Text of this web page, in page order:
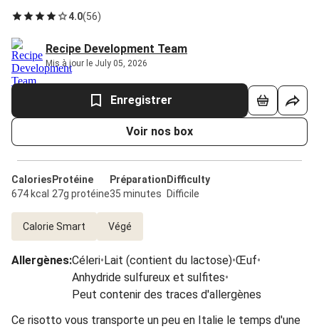
4.0(56)
Recipe Development Team
Mis à jour le July 05, 2026
Enregistrer
Voir nos box
Calories
674 kcal
Protéine
27g protéine
Préparation
35 minutes
Difficulty
Difficile
Calorie Smart Végé
Allergènes:Céleri•Lait (contient du lactose)•Œuf•
Anhydride sulfureux et sulfites•
Peut contenir des traces d'allergènes
Ce risotto vous transporte un peu en Italie le temps d'une